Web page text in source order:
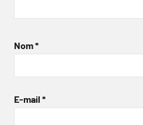
Nom*
E-mail *